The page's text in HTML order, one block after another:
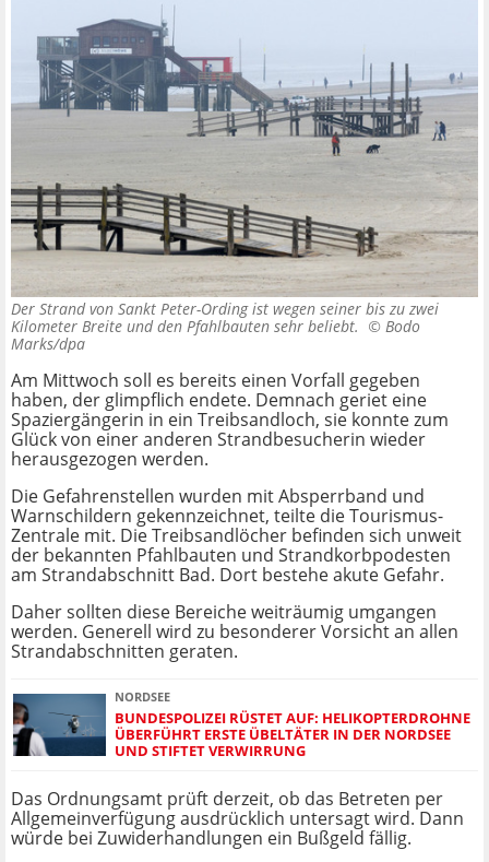
Der Strand von Sankt Peter-Ording ist wegen seiner bis zu zwei
Kilometer Breite und den Pfahlbauten sehr beliebt. © Bodo
Marks/dpa
Am Mittwoch soll es bereits einen Vorfall gegeben
haben, der glimpflich endete. Demnach geriet eine
Spaziergängerin in ein Treibsandloch, sie konnte zum
Glück von einer anderen Strandbesucherin wieder
herausgezogen werden.
Die Gefahrenstellen wurden mit Absperrband und
Warnschildern gekennzeichnet, teilte die Tourismus-
Zentrale mit. Die Treibsandlöcher befinden sich unweit
der bekannten Pfahlbauten und Strandkorbpodesten
am Strandabschnitt Bad. Dort bestehe akute Gefahr.
Daher sollten diese Bereiche weiträumig umgangen
werden. Generell wird zu besonderer Vorsicht an allen
Strandabschnitten geraten.
NORDSEE
BUNDESPOLIZEI RÜSTET AUF: HELIKOPTERDROHNE
ÜBERFÜHRT ERSTE ÜBELTÄTER IN DER NORDSEE
UND STIFTET VERWIRRUNG
Das Ordnungsamt prüft derzeit, ob das Betreten per
Allgemeinverfügung ausdrücklich untersagt wird. Dann
würde bei Zuwiderhandlungen ein Bußgeld fällig.